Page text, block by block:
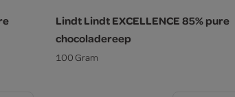
Lindt Lindt EXCELLENCE 85% pure
chocoladereep
100 Gram